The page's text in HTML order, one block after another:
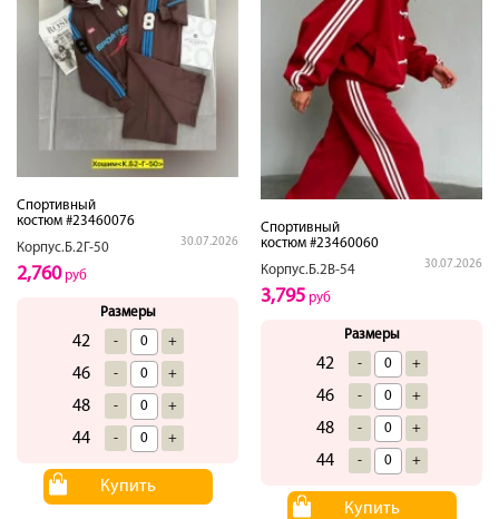
Спортивный
костюм #23460076
Корпус.Б.2Г-50
30.07.2026
2,760руб
Размеры
42 - +
46 - +
48 - +
44 - +
Купить
Спортивный
костюм #23460060
Корпус.Б.2В-54
30.07.2026
3,795 руб
Размеры
42 - +
46 - +
48 - +
44 - +
Купить